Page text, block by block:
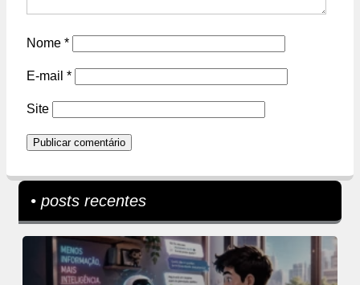
Nome *
E-mail *
Site
• posts recentes